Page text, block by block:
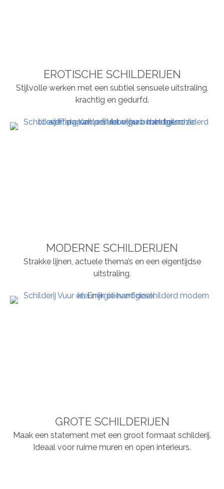
EROTISCHE SCHILDERIJEN
Stijlvolle werken met een subtiel sensuele uitstraling,
krachtig en gedurfd.
MODERNE SCHILDERIJEN
Strakke lijnen, actuele thema’s en een eigentijdse
uitstraling.
GROTE SCHILDERIJEN
Maak een statement met een groot formaat schilderij.
Ideaal voor ruime muren en open interieurs.